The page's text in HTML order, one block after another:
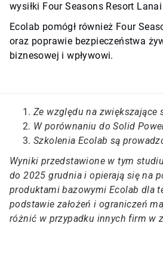
wysiłki Four Seasons Resort
Ecolab pomógł również Four
oraz poprawie bezpieczeństwa
biznesowej i wpływowi.
Ze względu na
W porównaniu do Solid
Szkolenia Ecolab są
Wyniki przedstawione w tym
do 2025 grudnia i opierają się na
produktami bazowymi Ecolab dla
podstawie założeń i ograniczeń
różnić w przypadku innych firm w